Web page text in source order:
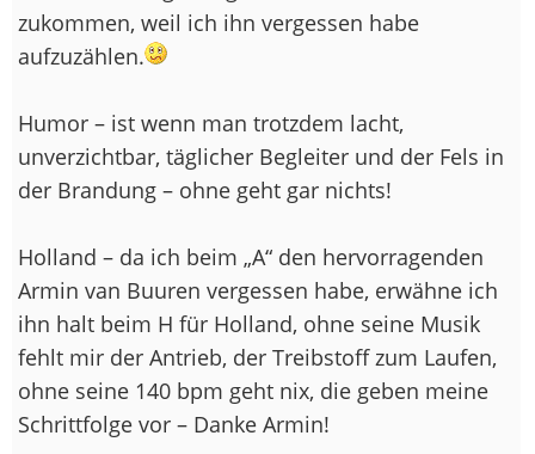
zukommen, weil ich ihn vergessen habe
aufzuzählen.
Humor – ist wenn man trotzdem lacht,
unverzichtbar, täglicher Begleiter und der Fels in
der Brandung – ohne geht gar nichts!
Holland – da ich beim „A“ den hervorragenden
Armin van Buuren vergessen habe, erwähne ich
ihn halt beim H für Holland, ohne seine Musik
fehlt mir der Antrieb, der Treibstoff zum Laufen,
ohne seine 140 bpm geht nix, die geben meine
Schrittfolge vor – Danke Armin!